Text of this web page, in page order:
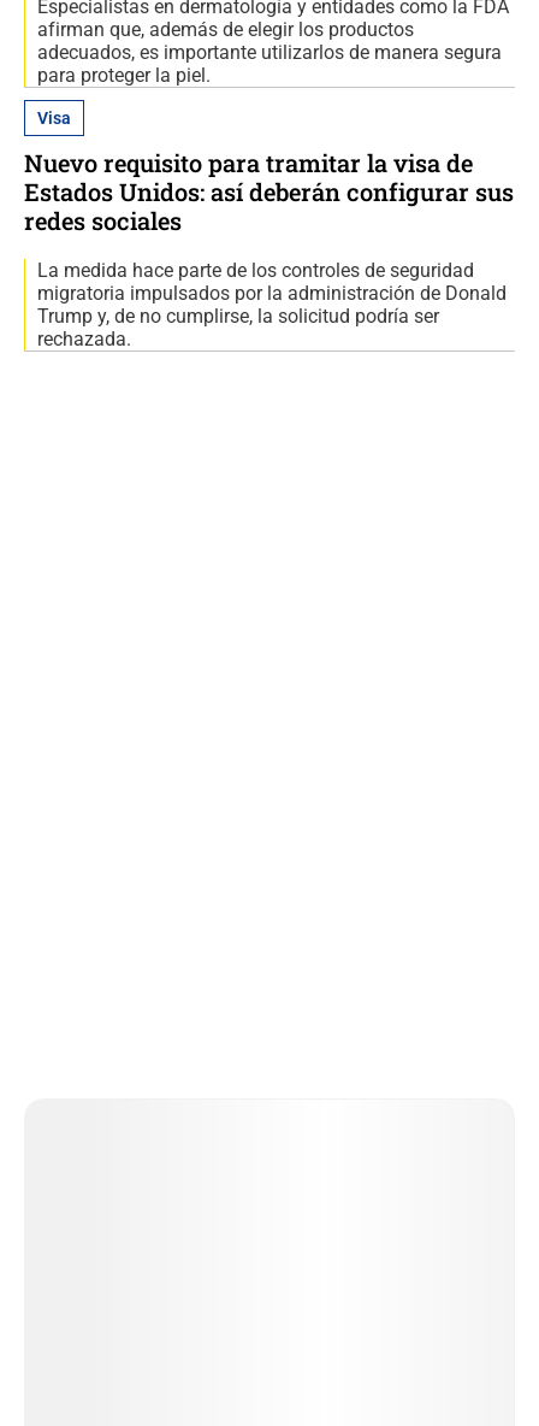
Especialistas en dermatología y entidades como la FDA
afirman que, además de elegir los productos
adecuados, es importante utilizarlos de manera segura
para proteger la piel.
Visa
Nuevo requisito para tramitar la visa de
Estados Unidos: así deberán configurar sus
redes sociales
La medida hace parte de los controles de seguridad
migratoria impulsados por la administración de Donald
Trump y, de no cumplirse, la solicitud podría ser
rechazada.